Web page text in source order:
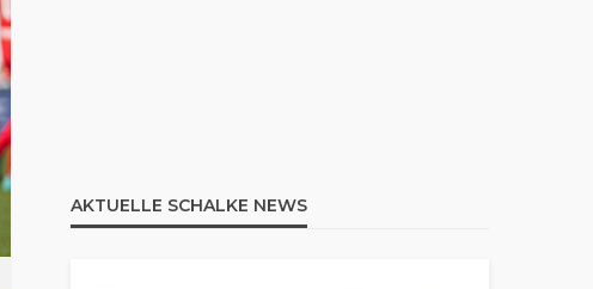
AKTUELLE SCHALKE NEWS